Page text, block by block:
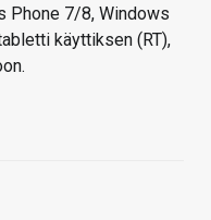
Phone 7/8, Windows
käyttiksen (RT),